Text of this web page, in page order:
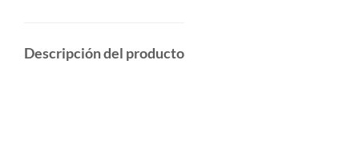
Descripción del producto